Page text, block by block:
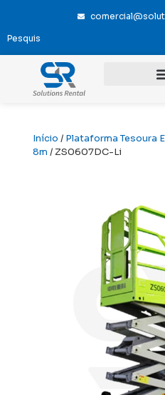
Início / Plataforma Tesoura
8m / ZS0607DC-Li